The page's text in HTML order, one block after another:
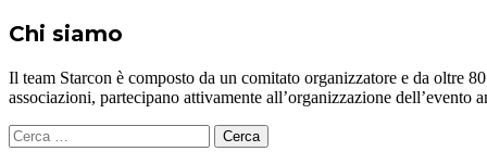
Chi siamo
Il team Starcon è composto da un comitato organizzatore e da oltre
associazioni, partecipano attivamente all’organizzazione
Ricerca
per: